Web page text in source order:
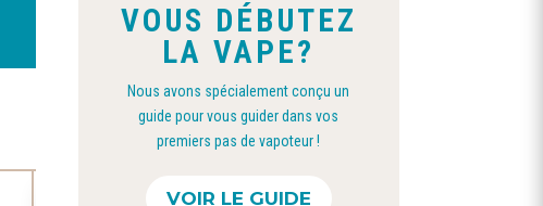
VOUS DÉBUTEZ
LA VAPE?
Nous avons spécialement conçu un
guide pour vous guider dans vos
premiers pas de vapoteur !
VOIR LE GUIDE